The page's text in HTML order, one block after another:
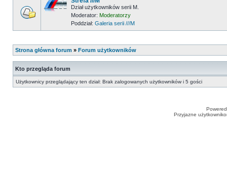
Dział użytkowników serii M.
Moderator: Moderatorzy
Poddział: Galeria serii ///M
Strona główna forum » Forum użytkowników
Kto przegląda forum
Użytkownicy przeglądający ten dział: Brak zalogowanych użytkowników i 5 gości
Przyjazne